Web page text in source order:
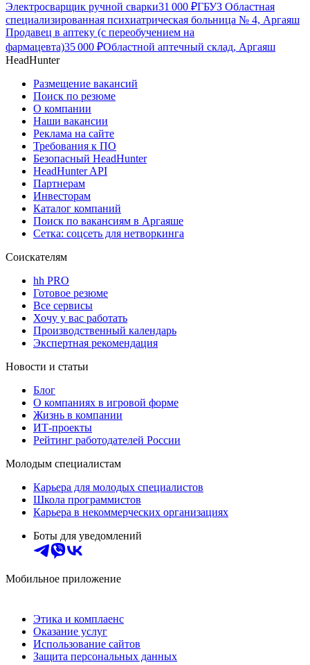
Электросварщик ручной сварки31 000 ₽ГБУЗ Областная
специализированная психиатрическая больница № 4, Аргаяш
Продавец в аптеку (с переобучением на
фармацевта)35 000 ₽Областной аптечный склад, Аргаяш
HeadHunter
Размещение вакансий
Поиск по резюме
О компании
Наши вакансии
Реклама на сайте
Требования к ПО
Безопасный HeadHunter
HeadHunter API
Партнерам
Инвесторам
Каталог компаний
Поиск по вакансиям в Аргаяше
Сетка: соцсеть для нетворкинга
Соискателям
hh PRO
Готовое резюме
Все сервисы
Хочу у вас работать
Производственный календарь
Экспертная рекомендация
Новости и статьи
Блог
О компаниях в игровой форме
Жизнь в компании
ИТ-проекты
Рейтинг работодателей России
Молодым специалистам
Карьера для молодых специалистов
Школа программистов
Карьера в некоммерческих организациях
Боты для уведомлений
Мобильное приложение
Этика и комплаенс
Оказание услуг
Использование сайтов
Защита персональных данных